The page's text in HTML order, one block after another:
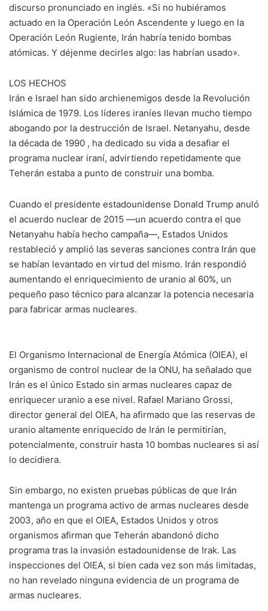
discurso pronunciado en inglés. «Si no hubiéramos
actuado en la Operación León Ascendente y luego en la
Operación León Rugiente, Irán habría tenido bombas
atómicas. Y déjenme decirles algo: las habrían usado».
LOS HECHOS
Irán e Israel han sido archienemigos desde la Revolución
Islámica de 1979. Los líderes iraníes llevan mucho tiempo
abogando por la destrucción de Israel. Netanyahu, desde
la década de 1990 , ha dedicado su vida a desafiar el
programa nuclear iraní, advirtiendo repetidamente que
Teherán estaba a punto de construir una bomba.
Cuando el presidente estadounidense Donald Trump anuló
el acuerdo nuclear de 2015 —un acuerdo contra el que
Netanyahu había hecho campaña—, Estados Unidos
restableció y amplió las severas sanciones contra Irán que
se habían levantado en virtud del mismo. Irán respondió
aumentando el enriquecimiento de uranio al 60%, un
pequeño paso técnico para alcanzar la potencia necesaria
para fabricar armas nucleares.
El Organismo Internacional de Energía Atómica (OIEA), el
organismo de control nuclear de la ONU, ha señalado que
Irán es el único Estado sin armas nucleares capaz de
enriquecer uranio a ese nivel. Rafael Mariano Grossi,
director general del OIEA, ha afirmado que las reservas de
uranio altamente enriquecido de Irán le permitirían,
potencialmente, construir hasta 10 bombas nucleares si así
lo decidiera.
Sin embargo, no existen pruebas públicas de que Irán
mantenga un programa activo de armas nucleares desde
2003, año en que el OIEA, Estados Unidos y otros
organismos afirman que Teherán abandonó dicho
programa tras la invasión estadounidense de Irak. Las
inspecciones del OIEA, si bien cada vez son más limitadas,
no han revelado ninguna evidencia de un programa de
armas nucleares.